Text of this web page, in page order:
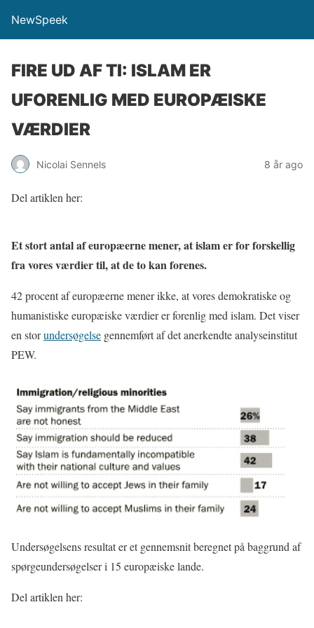
NewSpeek
FIRE UD AF TI: ISLAM ER
UFORENLIG MED EUROPÆISKE
VÆRDIER
Nicolai Sennels 8 år ago
Del artiklen her:
Et stort antal af europæerne mener, at islam er for forskellig
fra vores værdier til, at de to kan forenes.
42 procent af europæerne mener ikke, at vores demokratiske og
humanistiske europæiske værdier er forenlig med islam. Det viser
en storundersøgelse gennemført af det anerkendte analyseinstitut
PEW.
Undersøgelsens resultat er et gennemsnit beregnet på baggrund af
spørgeundersøgelser i 15 europæiske lande.
Del artiklen her: